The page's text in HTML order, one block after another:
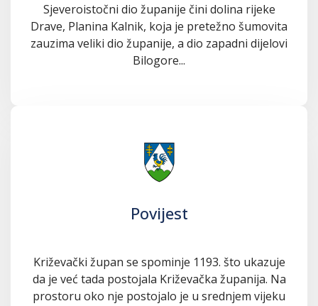
Sjeveroistočni dio županije čini dolina rijeke
Drave, Planina Kalnik, koja je pretežno šumovita
zauzima veliki dio županije, a dio zapadni dijelovi
Bilogore...
Povijest
Križevački župan se spominje 1193. što ukazuje
da je već tada postojala Križevačka županija. Na
prostoru oko nje postojalo je u srednjem vijeku